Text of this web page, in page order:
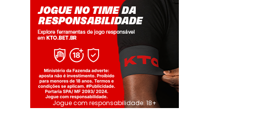
Jogue com responsabilidade. 18+